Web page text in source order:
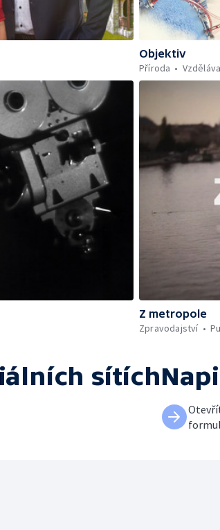
Objektiv
Příroda
Z metropole
Zpravodajství
sítích